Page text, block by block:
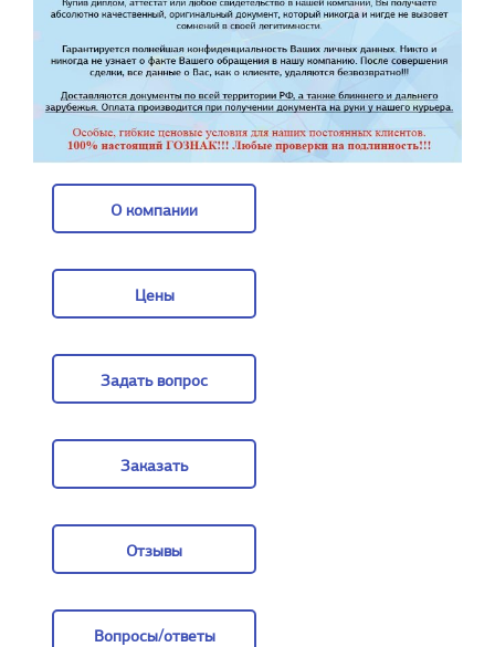
О компании
Цены
Задать вопрос
Заказать
Отзывы
Вопросы/ответы